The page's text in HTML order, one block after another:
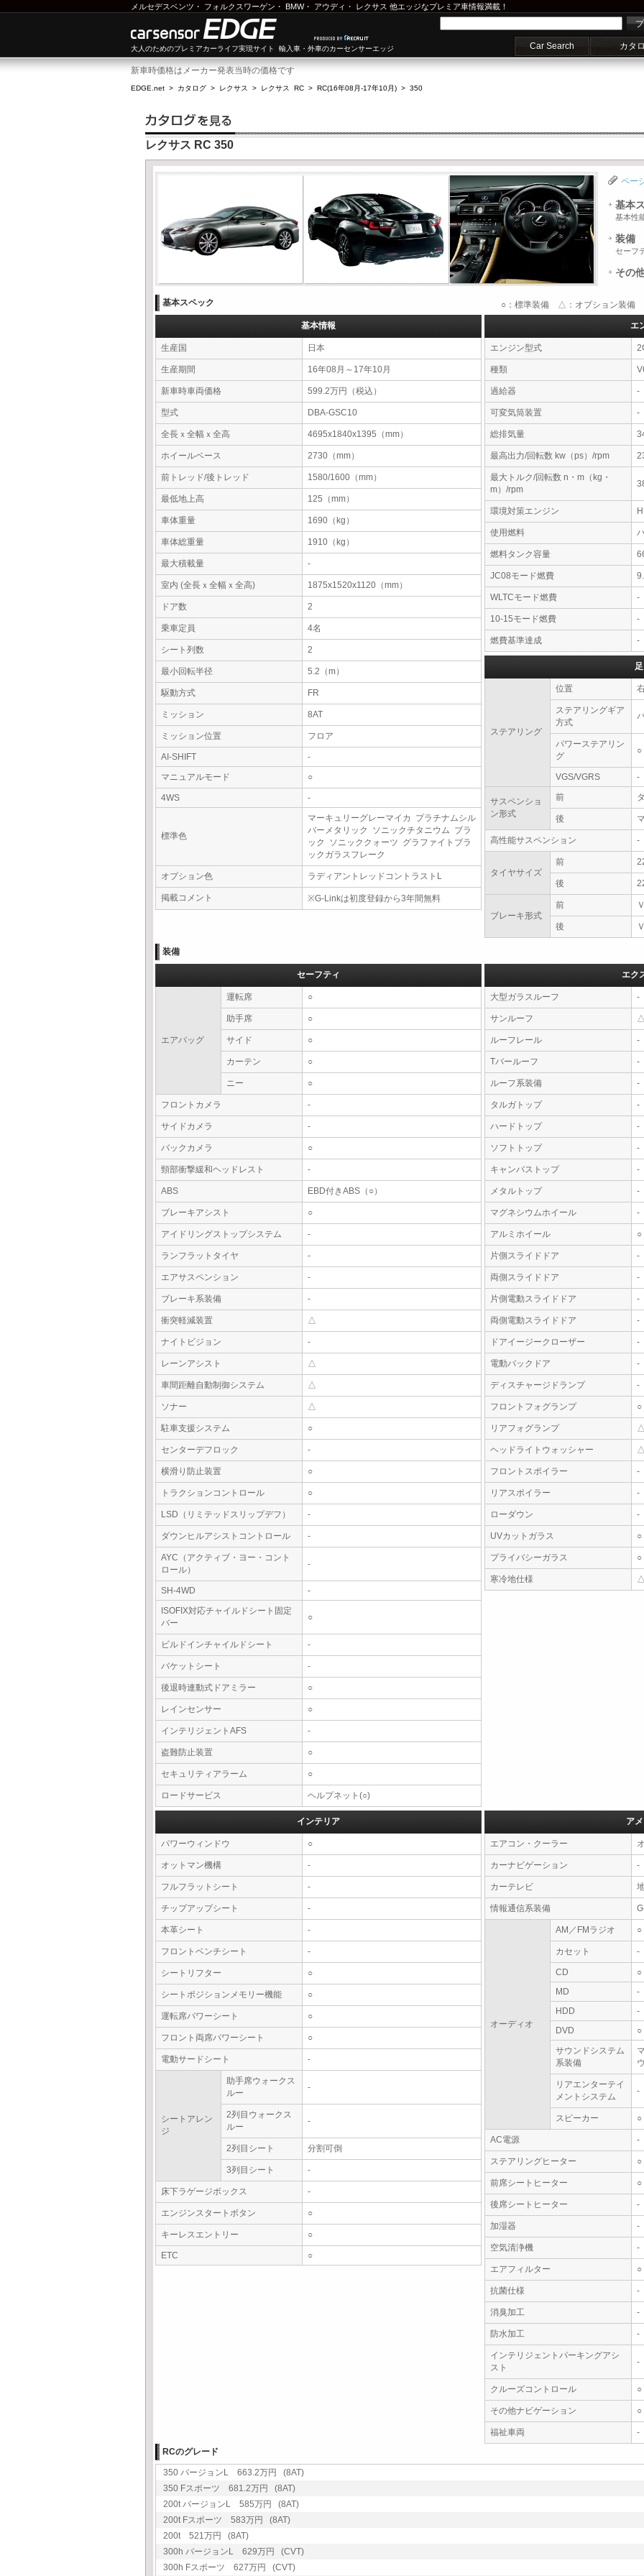
メルセデスベンツ ・ フォルクスワーゲン ・ BMW・ アウディ ・ レクサス 他エッジなプレミア車情報満載！
大人のためのプレミアカーライフ実現サイト 輸入車・外車のカーセンサーエッジ Car Search カタ
新車時価格はメーカー発表当時の価格です
EDGE.net > カタログ > レクサス > レクサス RC > RC(16年08月-17年10月) > 350
レクサス RC 350
ペー
基本
基本性
装備
セーフ
その
基本スペック ○：標準装備 △：オプション装備 -
基本情報
生産国 日本
生産期間 16年08月～17年10月
新車時車両価格 599.2万円（税込）
型式 DBA-GSC10
全長ｘ全幅ｘ全高 4695x1840x1395（mm）
ホイールベース 2730（mm）
前トレッド/後トレッド 1580/1600（mm）
最低地上高 125（mm）
車体重量 1690（kg）
車体総重量 1910（kg）
最大積載量 -
室内 (全長ｘ全幅ｘ全高) 1875x1520x1120（mm）
ドア数 2
乗車定員 4名
シート列数 2
最小回転半径 5.2（m）
駆動方式 FR
ミッション 8AT
ミッション位置 フロア
AI-SHIFT
-
マニュアルモード
○
4WS -
標準色
マーキュリーグレーマイカ プラチナムシル
バーメタリック ソニックチタニウム ブラ
ック ソニッククォーツ グラファイトブラ
ックガラスフレーク
オプション色 ラディアントレッドコントラストL
掲載コメント ※G-Linkは初度登録から3年間無料
エ
エンジン型式
種類
過給器 -
可変気筒装置 -
総排気量
最高出力/回転数 kw（ps）/rpm
最大トルク/回転数 n・m（kg・
m）/rpm
環境対策エンジン
使用燃料
燃料タンク容量
JC08モード燃費
WLTCモード燃費 -
10-15モード燃費 -
燃費基準達成 -
ステアリング
位置
ステアリングギア
方式
パワーステアリン
グ
○
VGS/VGRS -
サスペンショ
ン形式
前
後
高性能サスペンション -
タイヤサイズ
前
後
ブレーキ形式
前
後
装備
セーフティ
エアバッグ
運転席 ○
助手席 ○
サイド ○
カーテン ○
ニー ○
フロントカメラ -
サイドカメラ -
バックカメラ ○
頸部衝撃緩和ヘッドレスト -
ABS EBD付きABS（○）
ブレーキアシスト ○
アイドリングストップシステム -
ランフラットタイヤ -
エアサスペンション -
ブレーキ系装備 -
衝突軽減装置 △
ナイトビジョン -
レーンアシスト △
車間距離自動制御システム △
ソナー △
駐車支援システム ○
センターデフロック -
横滑り防止装置 ○
トラクションコントロール ○
LSD（リミテッドスリップデフ） -
ダウンヒルアシストコントロール -
AYC（アクティブ・ヨー・コント
ロール）
-
SH-4WD
-
ISOFIX対応チャイルドシート固定
バー
○
ビルドインチャイルドシート -
バケットシート -
後退時連動式ドアミラー ○
レインセンサー ○
インテリジェントAFS -
盗難防止装置 ○
セキュリティアラーム ○
ロードサービス ヘルプネット(○)
エク
大型ガラスルーフ -
サンルーフ △
ルーフレール -
Tバールーフ -
ルーフ系装備 -
タルガトップ -
ハードトップ -
ソフトトップ -
キャンバストップ -
メタルトップ -
マグネシウムホイール -
アルミホイール ○
片側スライドドア -
両側スライドドア -
片側電動スライドドア -
両側電動スライドドア -
ドアイージークローザー -
電動バックドア -
ディスチャージドランプ -
フロントフォグランプ ○
リアフォグランプ △
ヘッドライトウォッシャー △
フロントスポイラー -
リアスポイラー -
ローダウン -
UVカットガラス ○
プライバシーガラス ○
寒冷地仕様 △
インテリア
パワーウィンドウ ○
オットマン機構 -
フルフラットシート -
チップアップシート -
本革シート -
フロントベンチシート -
シートリフター ○
シートポジションメモリー機能 ○
運転席パワーシート ○
フロント両席パワーシート ○
電動サードシート -
シートアレン
ジ
助手席ウォークス
ルー
-
2列目ウォークス
ルー
-
2列目シート 分割可倒
3列目シート -
床下ラゲージボックス -
エンジンスタートボタン ○
キーレスエントリー ○
ETC ○
ア
エアコン・クーラー
カーナビゲーション -
カーテレビ
情報通信系装備
オーディオ
AM／FMラジオ ○
カセット -
CD
○
MD
-
HDD
-
DVD
○
サウンドシステム
系装備
リアエンターテイ
メントシステム
-
スピーカー ○
AC電源 -
ステアリングヒーター ○
前席シートヒーター ○
後席シートヒーター -
加湿器 -
空気清浄機 -
エアフィルター ○
抗菌仕様 -
消臭加工 -
防水加工 -
インテリジェントパーキングアシ
スト
-
クルーズコントロール ○
その他ナビゲーション ○
福祉車両
-
RCのグレード
350 バージョンL 663.2万円 (8AT)
350 Fスポーツ 681.2万円 (8AT)
200t バージョンL 585万円 (8AT)
200t Fスポーツ 583万円 (8AT)
200t 521万円 (8AT)
300h バージョンL 629万円 (CVT)
300h Fスポーツ 627万円 (CVT)